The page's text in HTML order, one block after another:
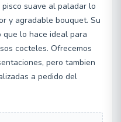
pisco suave al paladar lo
y agradable bouquet. Su
que lo hace ideal para
cocteles. Ofrecemos
pero tambien
a pedido del